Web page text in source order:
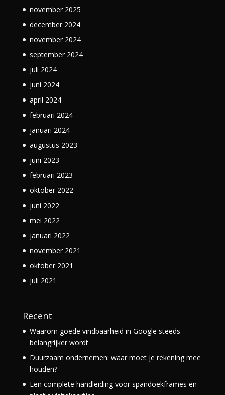
november 2025
december 2024
november 2024
september 2024
juli 2024
juni 2024
april 2024
februari 2024
januari 2024
augustus 2023
juni 2023
februari 2023
oktober 2022
juni 2022
mei 2022
januari 2022
november 2021
oktober 2021
juli 2021
Recent
Waarom goede vindbaarheid in Google steeds
belangrijker wordt
Duurzaam ondernemen: waar moet je rekening mee
houden?
Een complete handleiding voor spandoekframes en